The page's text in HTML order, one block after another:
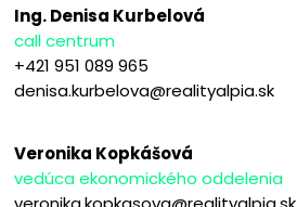
Ing. Denisa Kurbelová
call centrum
+421 951 089 965
denisa.kurbelova@realityalpia.sk
Veronika Kopkášová
vedúca ekonomického oddelenia